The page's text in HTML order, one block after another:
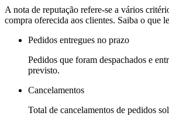
A nota de reputação refere-se a vários
compra oferecida aos clientes. Saiba o que
Pedidos entregues no prazo
Pedidos que foram despachados e
previsto.
Cancelamentos
Total de cancelamentos de pedidos